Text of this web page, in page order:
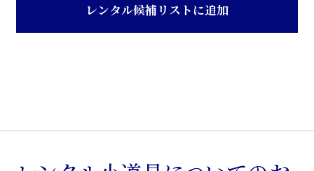
付
子
レンタル候補リストに追加